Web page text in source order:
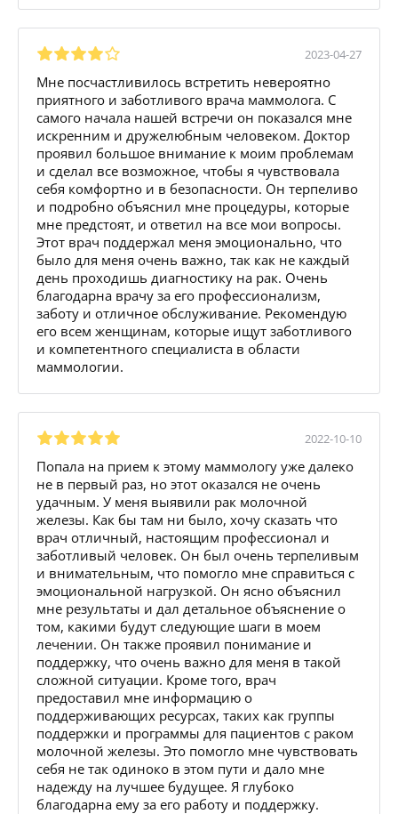
2023-04-27
Мне посчастливилось встретить невероятно
приятного и заботливого врача маммолога. С
самого начала нашей встречи он показался мне
искренним и дружелюбным человеком. Доктор
проявил большое внимание к моим проблемам
и сделал все возможное, чтобы я чувствовала
себя комфортно и в безопасности. Он терпеливо
и подробно объяснил мне процедуры, которые
мне предстоят, и ответил на все мои вопросы.
Этот врач поддержал меня эмоционально, что
было для меня очень важно, так как не каждый
день проходишь диагностику на рак. Очень
благодарна врачу за его профессионализм,
заботу и отличное обслуживание. Рекомендую
его всем женщинам, которые ищут заботливого
и компетентного специалиста в области
маммологии.
2022-10-10
Попала на прием к этому маммологу уже далеко
не в первый раз, но этот оказался не очень
удачным. У меня выявили рак молочной
железы. Как бы там ни было, хочу сказать что
врач отличный, настоящим профессионал и
заботливый человек. Он был очень терпеливым
и внимательным, что помогло мне справиться с
эмоциональной нагрузкой. Он ясно объяснил
мне результаты и дал детальное объяснение о
том, какими будут следующие шаги в моем
лечении. Он также проявил понимание и
поддержку, что очень важно для меня в такой
сложной ситуации. Кроме того, врач
предоставил мне информацию о
поддерживающих ресурсах, таких как группы
поддержки и программы для пациентов с раком
молочной железы. Это помогло мне чувствовать
себя не так одиноко в этом пути и дало мне
надежду на лучшее будущее. Я глубоко
благодарна ему за его работу и поддержку.